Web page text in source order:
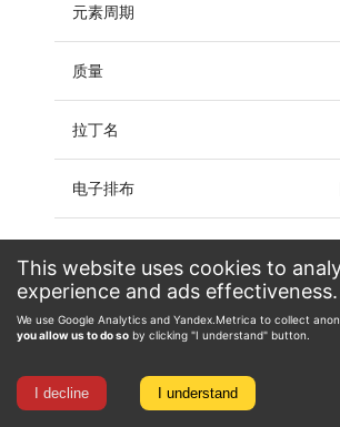
This website uses cookies to
experience and ads effectiveness.
We use Google Analytics and Yandex.Metrica to collect
you allow us to do so by clicking "I understand" button.
I decline I understand
元素周期
质量
拉丁名
电子排布